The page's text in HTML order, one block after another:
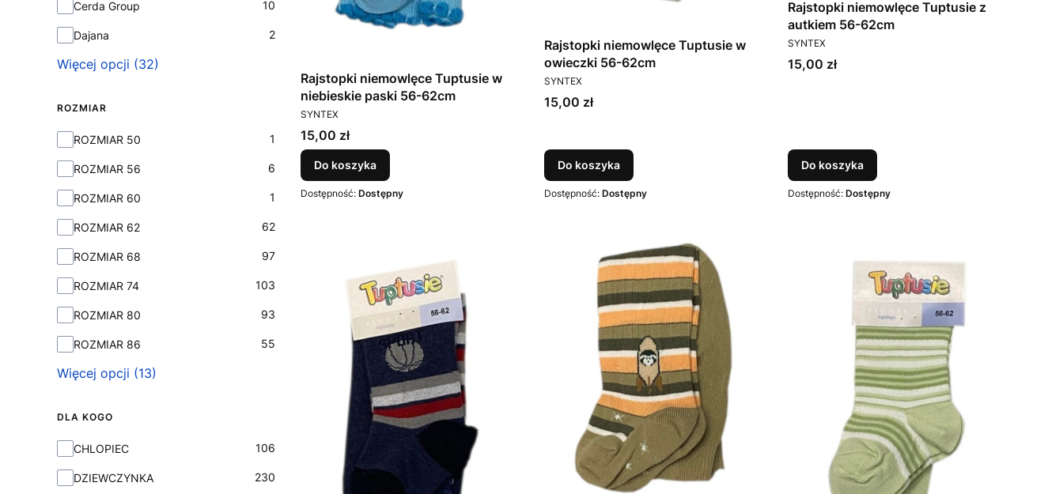
Cerda Group 10
Dajana 2
Więcej opcji (32)
ROZMIAR
Rozmiar
ROZMIAR 50 1
ROZMIAR 56 6
ROZMIAR 60 1
ROZMIAR 62 62
ROZMIAR 68 97
ROZMIAR 74 103
ROZMIAR 80 93
ROZMIAR 86 55
Więcej opcji (13)
DLA KOGO
Dla Kogo
CHLOPIEC 106
DZIEWCZYNKA 230
Rajstopki niemowlęce Tuptusie w
niebieskie paski 56-62cm
PRODUCENT
SYNTEX
Cena
15,00 zł
Do koszyka
Dostępność: Dostępny
Rajstopki niemowlęce Tuptusie w
owieczki 56-62cm
PRODUCENT
SYNTEX
Cena
15,00 zł
Do koszyka
Dostępność: Dostępny
Rajstopki niemowlęce Tuptusie z
autkiem 56-62cm
PRODUCENT
SYNTEX
Cena
15,00 zł
Do koszyka
Dostępność: Dostępny